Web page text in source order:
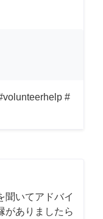
#
聞いてアドバイ
がありましたら